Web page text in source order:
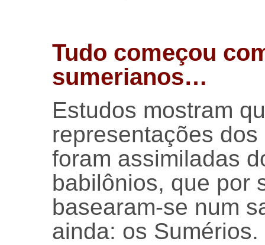
Tudo começou
sumerianos…
Estudos mostram
representações
foram assimiladas
babilônios, que por
basearam-se num
ainda: os Sumérios.